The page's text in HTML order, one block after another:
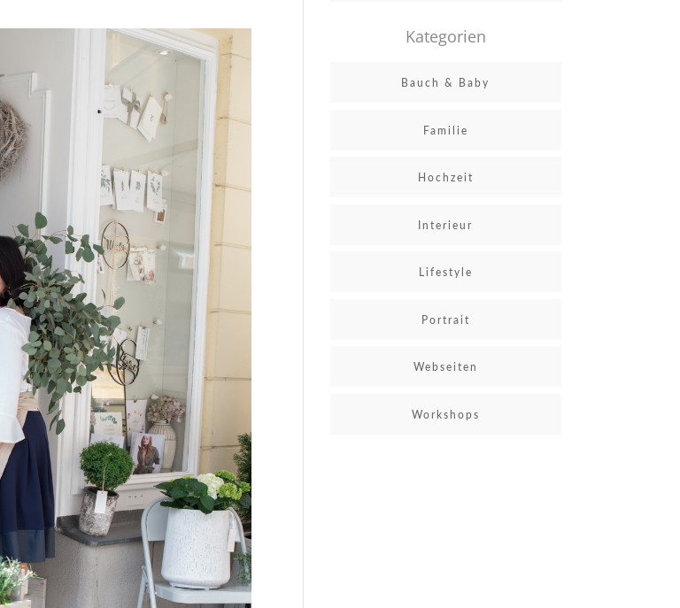
Kategorien
Bauch & Baby
Familie
Hochzeit
Interieur
Lifestyle
Portrait
Webseiten
Workshops